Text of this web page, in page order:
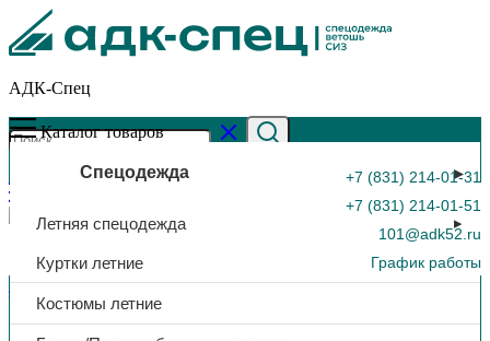
АДК-Спец
+7 (831) 214-01-31
+7 (831) 214-01-51
101@adk52.ru
График работы
0
Каталог товаров
Спецодежда
Летняя спецодежда
Куртки летние
Костюмы летние
Главная страница»Каталог»Шорты Brodeks KS314, серые